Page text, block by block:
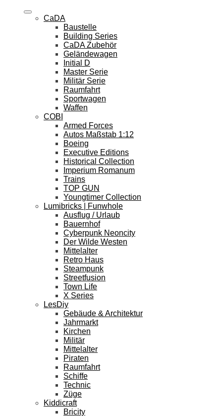
CaDA
Baustelle
Building Series
CaDA Zubehör
Geländewagen
Initial D
Master Serie
Militär Serie
Raumfahrt
Sportwagen
Waffen
COBI
Armed Forces
Autos Maßstab 1:12
Boeing
Executive Editions
Historical Collection
Imperium Romanum
Trains
TOP GUN
Youngtimer Collection
Lumibricks | Funwhole
Ausflug / Urlaub
Bauernhof
Cyberpunk Neoncity
Der Wilde Westen
Mittelalter
Retro Haus
Steampunk
Streetfusion
Town Life
X Series
LesDiy
Gebäude & Architektur
Jahrmarkt
Kirchen
Militär
Mittelalter
Piraten
Raumfahrt
Schiffe
Technic
Züge
Kiddicraft
Bricity